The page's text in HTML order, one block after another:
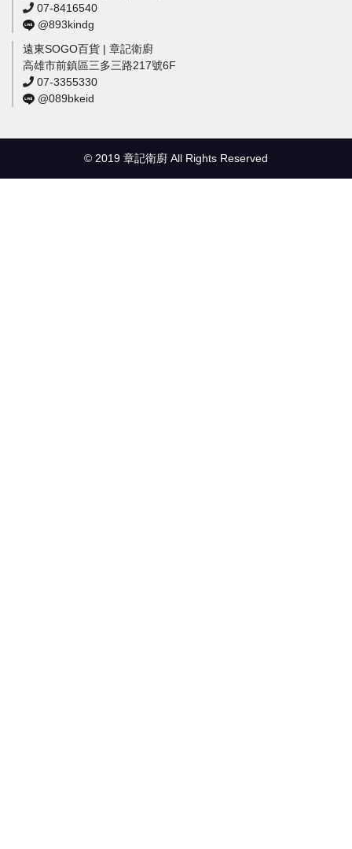
07-8416540
@893kindg
遠東SOGO百貨 | 章記衛廚
高雄市前鎮區三多三路217號6F
07-3355330
@089bkeid
© 2019 章記衛廚 All Rights Reserved